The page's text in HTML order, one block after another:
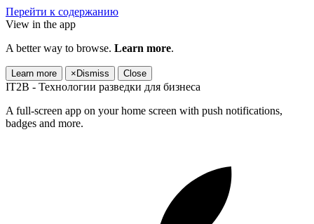
Перейти к содержанию
View in the app
A better way to browse. Learn more.
Learn more × Dismiss Close
IT2B - Технологии разведки для бизнеса
A full-screen app on your home screen with push notifications,
badges and more.